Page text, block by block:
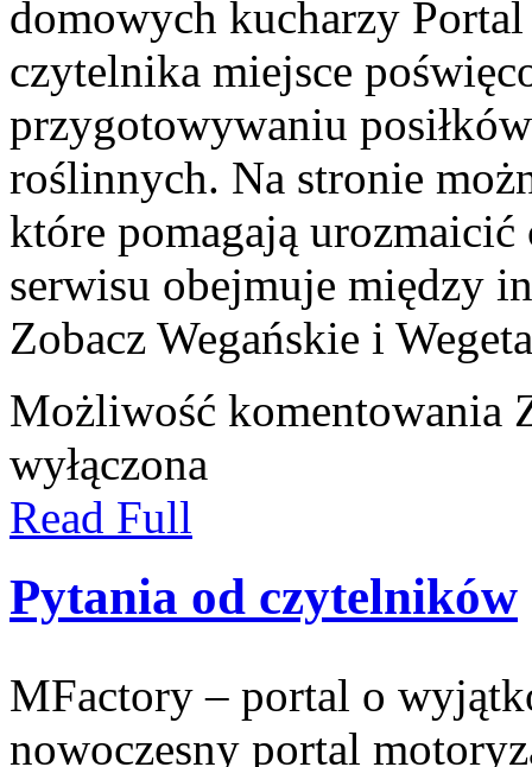
domowych kucharzy
czytelnika miejsce
przygotowywaniu
roślinnych. Na stronie
które pomagają urozmaicić
serwisu obejmuje między
Zobacz Wegańskie i
Możliwość komentowania
wyłączona
Read Full
Pytania od czytelników
MFactory – portal o
nowoczesny portal